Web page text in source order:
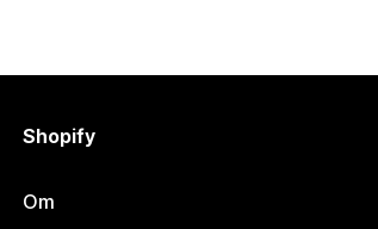
Shopify
Om